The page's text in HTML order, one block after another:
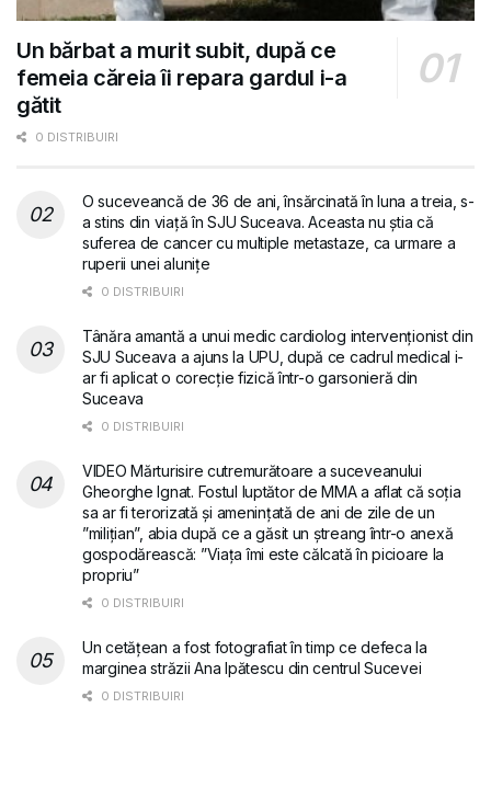
Un bărbat a murit subit, după ce
femeia căreia îi repara gardul i-a
gătit
0 DISTRIBUIRI
O suceveancă de 36 de ani, însărcinată în luna a treia, s-
a stins din viață în SJU Suceava. Aceasta nu știa că
suferea de cancer cu multiple metastaze, ca urmare a
ruperii unei alunițe
0 DISTRIBUIRI
Tânăra amantă a unui medic cardiolog intervenționist din
SJU Suceava a ajuns la UPU, după ce cadrul medical i-
ar fi aplicat o corecție fizică într-o garsonieră din
Suceava
0 DISTRIBUIRI
VIDEO Mărturisire cutremurătoare a suceveanului
Gheorghe Ignat. Fostul luptător de MMA a aflat că soția
sa ar fi terorizată și amenințată de ani de zile de un
”milițian”, abia după ce a găsit un ștreang într-o anexă
gospodărească: ”Viața îmi este călcată în picioare la
propriu”
0 DISTRIBUIRI
Un cetățean a fost fotografiat în timp ce defeca la
marginea străzii Ana Ipătescu din centrul Sucevei
0 DISTRIBUIRI